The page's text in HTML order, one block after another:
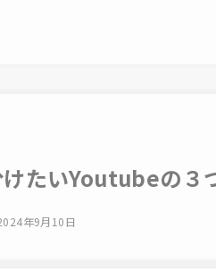
たいYoutubeの３
年9月10日